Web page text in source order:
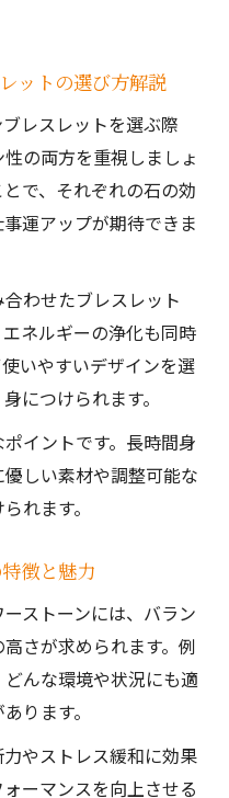
ットの選び方解説
レスレットを選ぶ際
の両方を重視しましょ
で、それぞれの石の効
運アップが期待できま
わせたブレスレット
ネルギーの浄化も同時
いやすいデザインを選
につけられます。
イントです。長時間身
しい素材や調整可能な
れます。
徴と魅力
ストーンには、バラン
さが求められます。例
んな環境や状況にも適
ります。
やストレス緩和に効果
ーマンスを向上させる